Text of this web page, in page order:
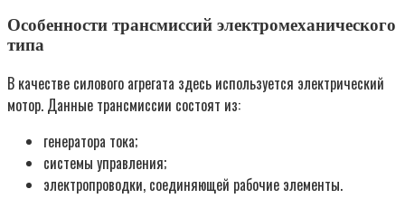
Особенности трансмиссий электромеханического
типа
В качестве силового агрегата здесь используется электрический
мотор. Данные трансмиссии состоят из:
генератора тока;
системы управления;
электропроводки, соединяющей рабочие элементы.